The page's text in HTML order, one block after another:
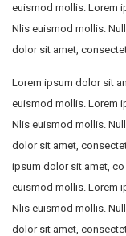
euismod mollis. Lorem
Nlis euismod mollis.
dolor sit amet,
Lorem ipsum dolor sit
euismod mollis. Lorem
Nlis euismod mollis.
dolor sit amet,
ipsum dolor sit amet,
euismod mollis. Lorem
Nlis euismod mollis.
dolor sit amet,